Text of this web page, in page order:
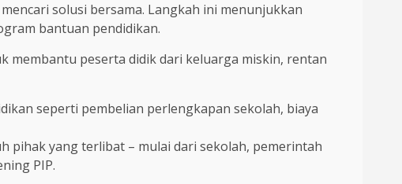
solusi bersama. Langkah ini menunjukkan
bantuan pendidikan.
membantu peserta didik dari keluarga miskin, rentan
seperti pembelian perlengkapan sekolah, biaya
pihak yang terlibat – mulai dari sekolah, pemerintah
PIP.